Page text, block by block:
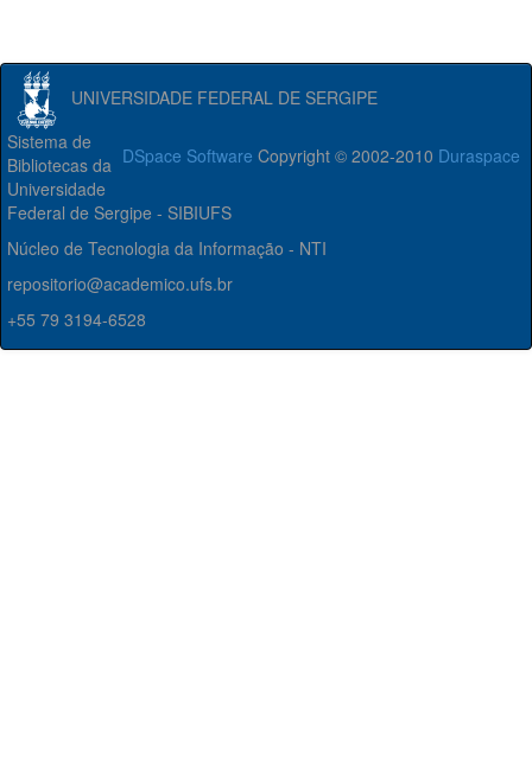
UNIVERSIDADE FEDERAL DE SERGIPE
DSpace Software Copyright © 2002-2010 Duraspace
Sistema de
Bibliotecas da
Universidade
Federal de Sergipe - SIBIUFS
Núcleo de Tecnologia da Informação - NTI
repositorio@academico.ufs.br
+55 79 3194-6528